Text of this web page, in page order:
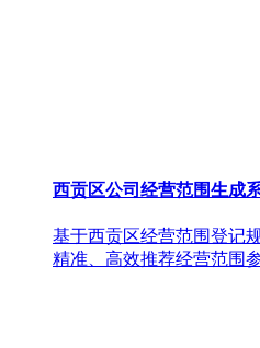
西贡区公司经营范围生成
基于西贡区经营范围登记
精准、高效推荐经营范围